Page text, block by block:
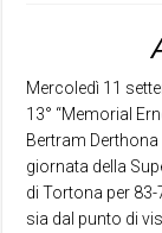
Mercoledì 11
13° “Memorial
Bertram
giornata della
di Tortona per 83-
sia dal punto di